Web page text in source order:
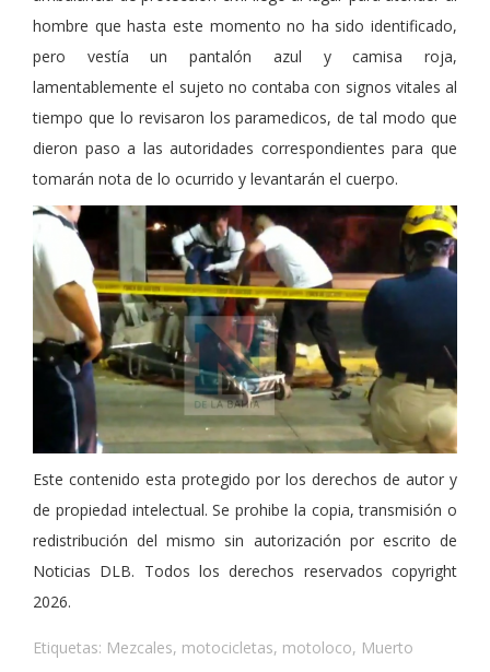
hombre que hasta este momento no ha sido identificado,
pero vestía un pantalón azul y camisa roja,
lamentablemente el sujeto no contaba con signos vitales al
tiempo que lo revisaron los paramedicos, de tal modo que
dieron paso a las autoridades correspondientes para que
tomarán nota de lo ocurrido y levantarán el cuerpo.
Este contenido esta protegido por los derechos de autor y
de propiedad intelectual. Se prohibe la copia, transmisión o
redistribución del mismo sin autorización por escrito de
Noticias DLB. Todos los derechos reservados copyright
2026.
Etiquetas: Mezcales, motocicletas, motoloco, Muerto